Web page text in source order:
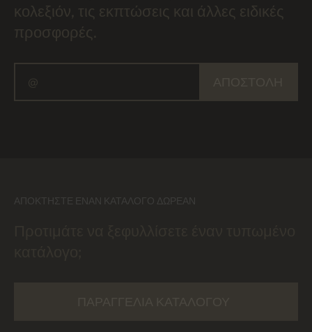
κολεξιόν, τις εκπτώσεις και άλλες ειδικές
προσφορές.
ΑΠΟΚΤΉΣΤΕ ΈΝΑΝ ΚΑΤΆΛΟΓΟ ΔΩΡΕΆΝ